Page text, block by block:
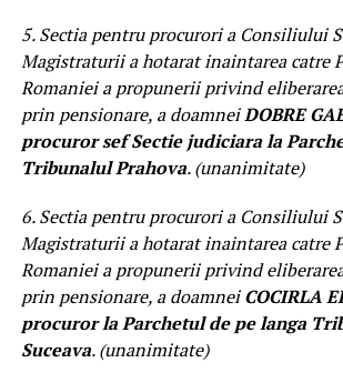
5. Sectia pentru procurori a Consiliului
Magistraturii a hotarat inaintarea catre
Romaniei a propunerii privind
prin pensionare, a doamneiDOBRE
procuror sef Sectie judiciara la
Tribunalul Prahova. (unanimitate)
6. Sectia pentru procurori a Consiliului
Magistraturii a hotarat inaintarea catre
Romaniei a propunerii privind
prin pensionare, a doamneiCOCIRLA
procuror la Parchetul de pe langa
Suceava. (unanimitate)